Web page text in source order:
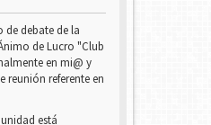
de debate de la
de Lucro "Club
en mi@ y
reunión referente en
está